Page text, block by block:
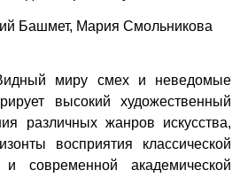
Башмет, Мария Смольникова
миру смех и неведомые
высокий художественный
различных жанров искусства,
восприятия классической
и современной академической